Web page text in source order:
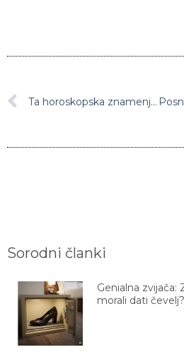
Ta horoskopska znamenja v življenju spremlja nesreča
Sorodni članki
Genialna zvijača:
morali dati čevelj?